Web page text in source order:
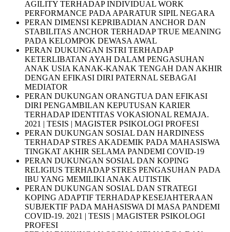
AGILITY TERHADAP INDIVIDUAL WORK
PERFORMANCE PADA APARATUR SIPIL NEGARA
PERAN DIMENSI KEPRIBADIAN ANCHOR DAN
STABILITAS ANCHOR TERHADAP TRUE MEANING
PADA KELOMPOK DEWASA AWAL
PERAN DUKUNGAN ISTRI TERHADAP
KETERLIBATAN AYAH DALAM PENGASUHAN
ANAK USIA KANAK-KANAK TENGAH DAN AKHIR
DENGAN EFIKASI DIRI PATERNAL SEBAGAI
MEDIATOR
PERAN DUKUNGAN ORANGTUA DAN EFIKASI
DIRI PENGAMBILAN KEPUTUSAN KARIER
TERHADAP IDENTITAS VOKASIONAL REMAJA.
2021 | TESIS | MAGISTER PSIKOLOGI PROFESI
PERAN DUKUNGAN SOSIAL DAN HARDINESS
TERHADAP STRES AKADEMIK PADA MAHASISWA
TINGKAT AKHIR SELAMA PANDEMI COVID-19
PERAN DUKUNGAN SOSIAL DAN KOPING
RELIGIUS TERHADAP STRES PENGASUHAN PADA
IBU YANG MEMILIKI ANAK AUTISTIK
PERAN DUKUNGAN SOSIAL DAN STRATEGI
KOPING ADAPTIF TERHADAP KESEJAHTERAAN
SUBJEKTIF PADA MAHASISWA DI MASA PANDEMI
COVID-19. 2021 | TESIS | MAGISTER PSIKOLOGI
PROFESI